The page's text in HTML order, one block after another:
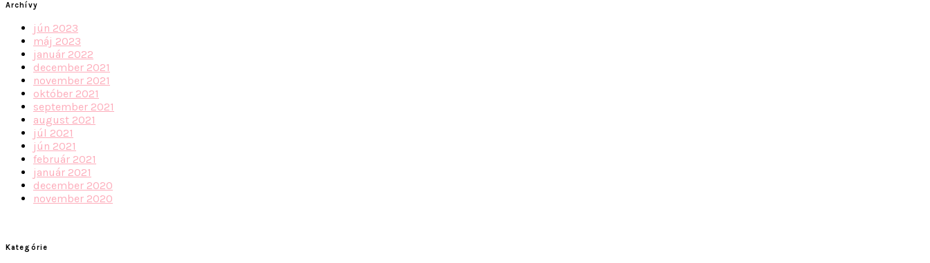
Archívy
jún 2023
máj 2023
január 2022
december 2021
november 2021
október 2021
september 2021
august 2021
júl 2021
jún 2021
február 2021
január 2021
december 2020
november 2020
Kategórie